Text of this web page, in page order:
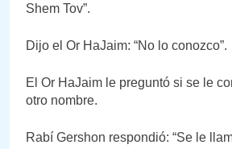
Shem Tov”.
Dijo el Or HaJaim: “No lo conozco”.
El Or HaJaim le preguntó si se le
otro nombre.
Rabí Gershon respondió: “Se le